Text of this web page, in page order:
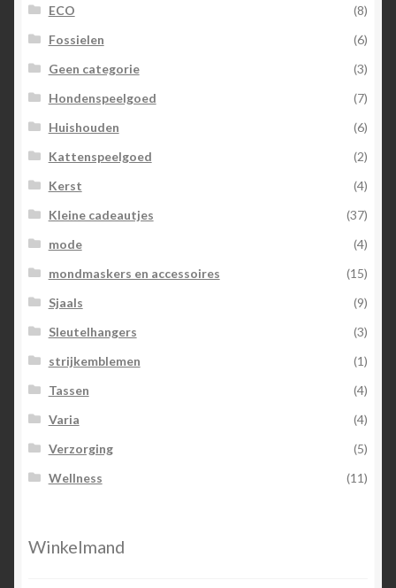
ECO
(8)
Fossielen
(6)
Geen categorie
(3)
Hondenspeelgoed
(7)
Huishouden
(6)
Kattenspeelgoed
(2)
Kerst
(4)
Kleine cadeautjes
(37)
mode
(4)
mondmaskers en accessoires
(15)
Sjaals
(9)
Sleutelhangers
(3)
strijkemblemen
(1)
Tassen
(4)
Varia
(4)
Verzorging
(5)
Wellness
(11)
Winkelmand